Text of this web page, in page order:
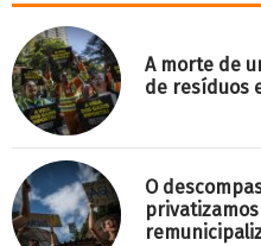
A morte de
de resíduos
O